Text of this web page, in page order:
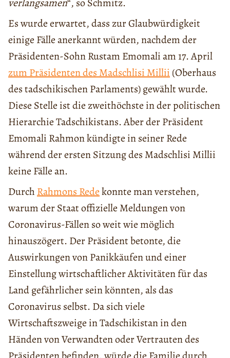
verlangsamen“, so Schmitz.
Es wurde erwartet, dass zur Glaubwürdigkeit
einige Fälle anerkannt würden, nachdem der
Präsidenten-Sohn Rustam Emomali am 17. April
zum Präsidenten des Madschlisi Millii (Oberhaus
des tadschikischen Parlaments) gewählt wurde.
Diese Stelle ist die zweithöchste in der politischen
Hierarchie Tadschikistans. Aber der Präsident
Emomali Rahmon kündigte in seiner Rede
während der ersten Sitzung des Madschlisi Millii
keine Fälle an.
Durch Rahmons Redekonnte man verstehen,
warum der Staat offizielle Meldungen von
Coronavirus-Fällen so weit wie möglich
hinauszögert. Der Präsident betonte, die
Auswirkungen von Panikkäufen und einer
Einstellung wirtschaftlicher Aktivitäten für das
Land gefährlicher sein könnten, als das
Coronavirus selbst. Da sich viele
Wirtschaftszweige in Tadschikistan in den
Händen von Verwandten oder Vertrauten des